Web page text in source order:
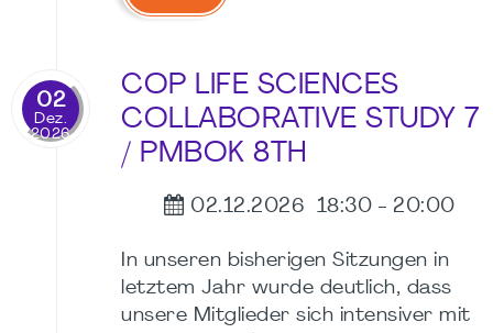
02
Dez.
2026
COP LIFE SCIENCES
COLLABORATIVE STUDY 7
/ PMBOK 8TH
02.12.2026 18:30 - 20:00
In unseren bisherigen Sitzungen in
letztem Jahr wurde deutlich, dass
unsere Mitglieder sich intensiver mit